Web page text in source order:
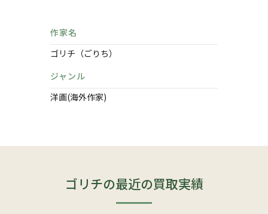
作家名
ゴリチ（ごりち）
ジャンル
洋画(海外作家)
ゴリチの最近の買取実績